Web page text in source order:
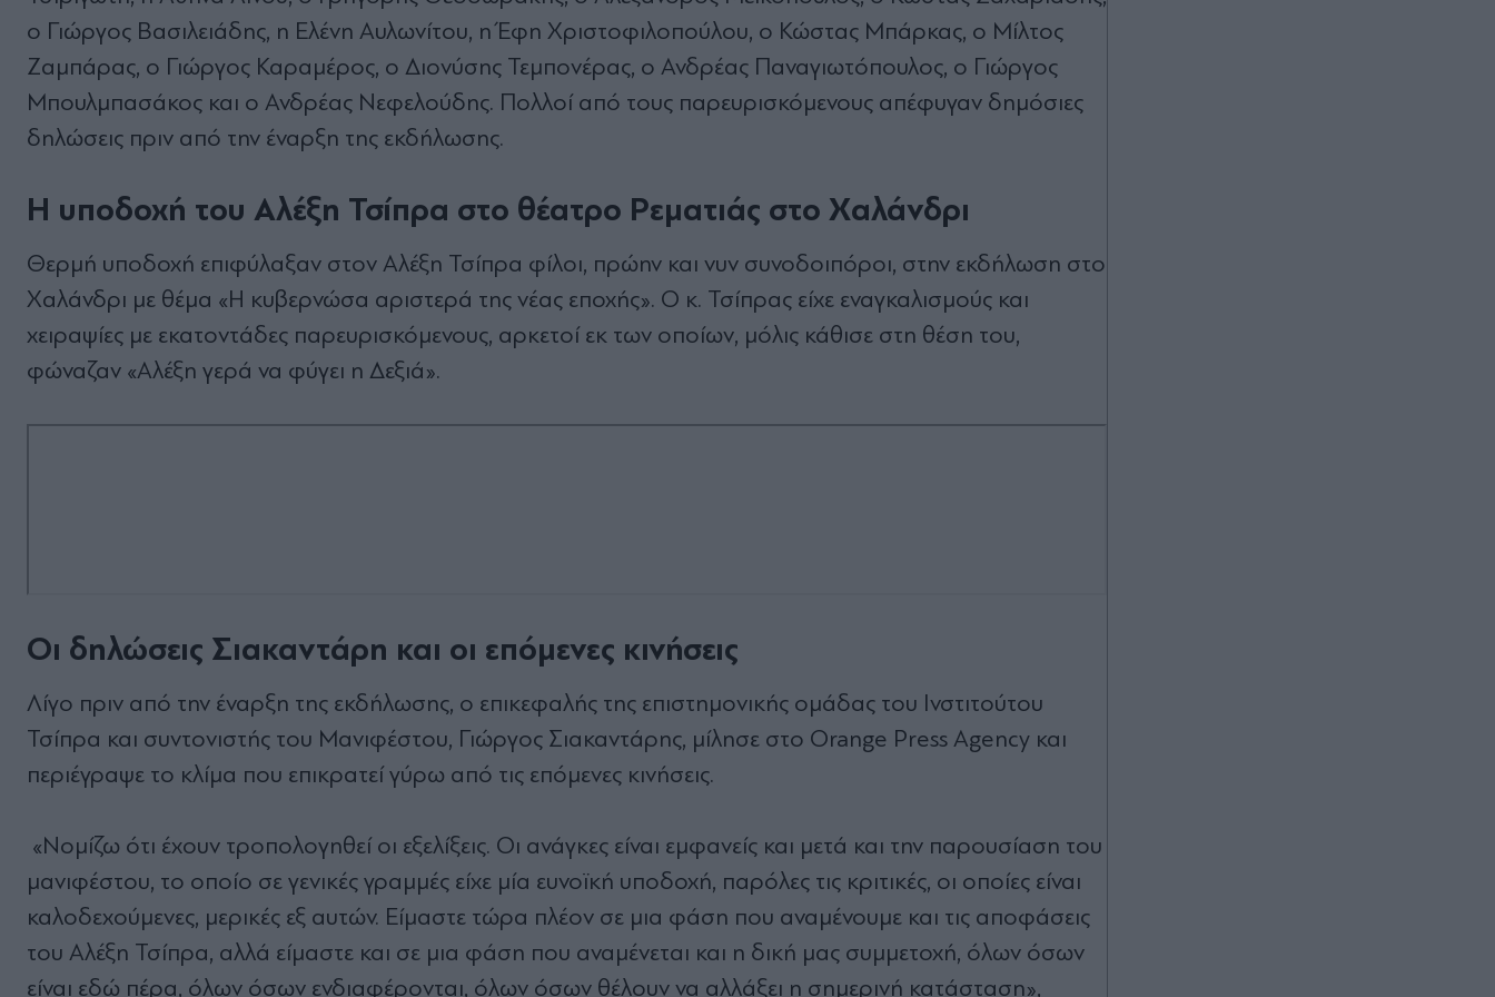
ο Γιώργος Βασιλειάδης, η Ελένη Αυλωνίτου, η Έφη Χριστοφιλοπούλου, ο Κώστας Μπάρκας, ο Μίλτος
Ζαμπάρας, ο Γιώργος Καραμέρος, ο Διονύσης Τεμπονέρας, ο Ανδρέας Παναγιωτόπουλος, ο Γιώργος
Μπουλμπασάκος και ο Ανδρέας Νεφελούδης. Πολλοί από τους παρευρισκόμενους απέφυγαν δημόσιες
δηλώσεις πριν από την έναρξη της εκδήλωσης.
Η υποδοχή του Αλέξη Τσίπρα στο θέατρο Ρεματιάς στο Χαλάνδρι
Θερμή υποδοχή επιφύλαξαν στον Αλέξη Τσίπρα φίλοι, πρώην και νυν συνοδοιπόροι, στην εκδήλωση στο
Χαλάνδρι με θέμα «Η κυβερνώσα αριστερά της νέας εποχής». Ο κ. Τσίπρας είχε εναγκαλισμούς και
χειραψίες με εκατοντάδες παρευρισκόμενους, αρκετοί εκ των οποίων, μόλις κάθισε στη θέση του,
φώναζαν «Αλέξη γερά να φύγει η Δεξιά».
Οι δηλώσεις Σιακαντάρη και οι επόμενες κινήσεις
Λίγο πριν από την έναρξη της εκδήλωσης, ο επικεφαλής της επιστημονικής ομάδας του Ινστιτούτου
Τσίπρα και συντονιστής του Μανιφέστου, Γιώργος Σιακαντάρης, μίλησε στο Orange Press Agency και
περιέγραψε το κλίμα που επικρατεί γύρω από τις επόμενες κινήσεις.
«Νομίζω ότι έχουν τροπολογηθεί οι εξελίξεις. Οι ανάγκες είναι εμφανείς και μετά και την παρουσίαση του
μανιφέστου, το οποίο σε γενικές γραμμές είχε μία ευνοϊκή υποδοχή, παρόλες τις κριτικές, οι οποίες είναι
καλοδεχούμενες, μερικές εξ αυτών. Είμαστε τώρα πλέον σε μια φάση που αναμένουμε και τις αποφάσεις
του Αλέξη Τσίπρα, αλλά είμαστε και σε μια φάση που αναμένεται και η δική μας συμμετοχή, όλων όσων
είναι εδώ πέρα, όλων όσων ενδιαφέρονται, όλων όσων θέλουν να αλλάξει η σημερινή κατάσταση»,